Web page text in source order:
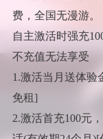
费，全国无漫游。
自主激活时强充
不充值无法享受
1.激活当月送体验
免租]
2.激活首充100元